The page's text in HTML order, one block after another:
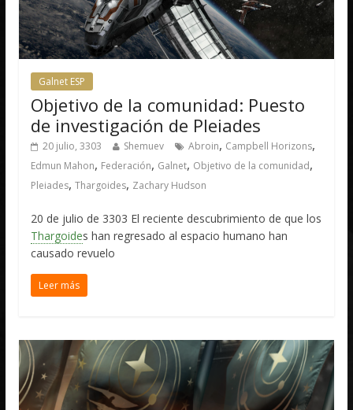
Galnet ESP
Objetivo de la comunidad: Puesto
de investigación de Pleiades
20 julio, 3303 Shemuev Abroin, Campbell Horizons,
Edmun Mahon, Federación, Galnet, Objetivo de la comunidad,
Pleiades,Thargoides, Zachary Hudson
20 de julio de 3303 El reciente descubrimiento de que los
Thargoides han regresado al espacio humano han
causado revuelo
Leer más